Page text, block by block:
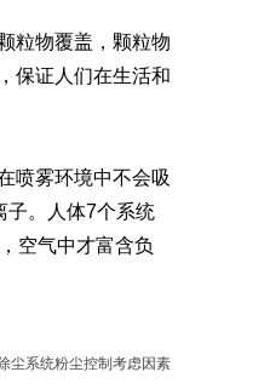
粒物覆盖，颗粒物
保证人们在生活和
喷雾环境中不会吸
子。人体7个系统
空气中才富含负
尘系统粉尘控制考虑因素